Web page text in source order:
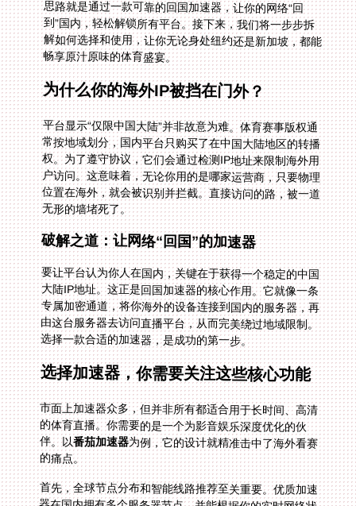
畅享原汁原味的体育盛宴。
为什么你的海外IP被挡在门外？
平台显示“仅限中国大陆”并非故意为难。体育赛事版权通
常按地域划分，国内平台只购买了在中国大陆地区的转播
权。为了遵守协议，它们会通过检测IP地址来限制海外用
户访问。这意味着，无论你用的是哪家运营商，只要物理
位置在海外，就会被识别并拦截。直接访问的路，被一道
无形的墙堵死了。
破解之道：让网络“回国”的加速器
要让平台认为你人在国内，关键在于获得一个稳定的中国
大陆IP地址。这正是回国加速器的核心作用。它就像一条
专属加密通道，将你海外的设备连接到国内的服务器，再
由这台服务器去访问直播平台，从而完美绕过地域限制。
选择一款合适的加速器，是成功的第一步。
选择加速器，你需要关注这些核心功能
市面上加速器众多，但并非所有都适合用于长时间、高清
的体育直播。你需要的是一个为影音娱乐深度优化的伙
伴。以番茄加速器为例，它的设计就精准击中了海外看赛
的痛点。
首先，全球节点分布和智能线路推荐至关重要。优质加速
器在国内拥有多个服务器节点，并能根据你的实时网络状
况，智能推荐连接最快、最稳的那一个。这保证了直播画
面的流畅，避免关键时刻卡顿。其次，多平台支持让你随
时随地观赛。无论是安卓手机、iPhone，还是Windows
笔记本或Mac电脑，甚至智能电视，都应该有相应的客户
端。好的服务允许你一人多端同时使用，在客厅用电视看